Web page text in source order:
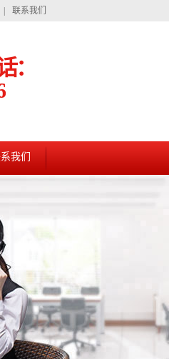
联系我们
：
我们